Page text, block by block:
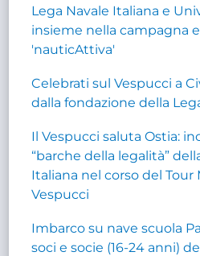
Lega Navale Italiana e
insieme nella campagna
'nauticAttiva'
Celebrati sul Vespucci a
dalla fondazione della
Il Vespucci saluta Ostia:
“barche della legalità”
Italiana nel corso del
Vespucci
Imbarco su nave scuola
soci e socie (16-24 anni)